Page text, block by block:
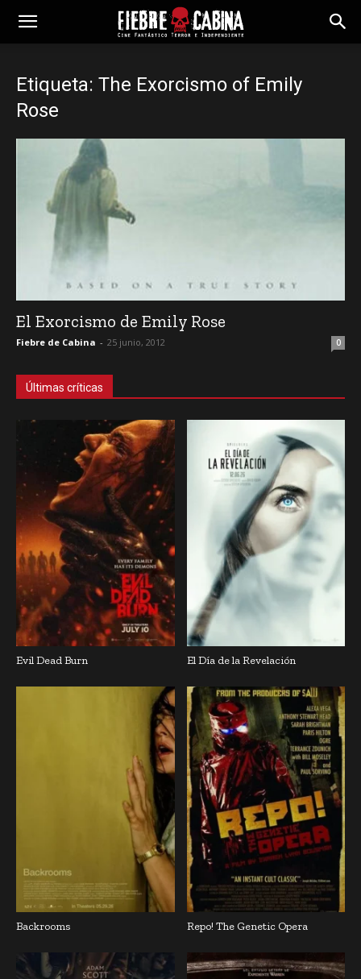
Etiqueta: The Exorcismo of Emily
Rose
El Exorcismo de Emily Rose
Fiebre de Cabina - 25 junio, 2012 0
Últimas críticas
Evil Dead Burn El Día de la Revelación
Backrooms Repo! The Genetic Opera